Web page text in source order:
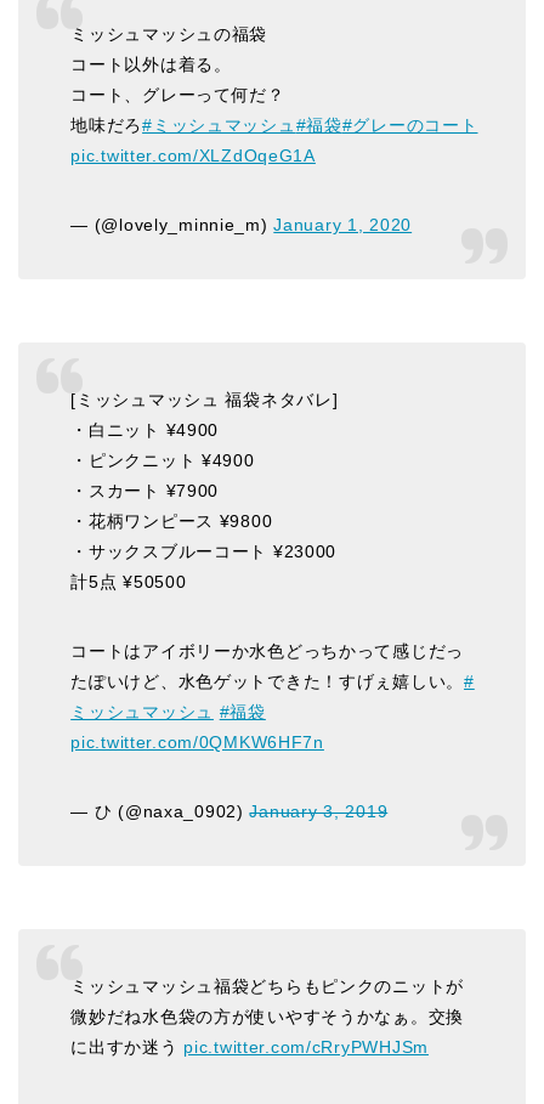
ミッシュマッシュの福袋
コート以外は着る。
コート、グレーって何だ？
地味だろ#ミッシュマッシュ #福袋#グレーのコート
pic.twitter.com/XLZdOqeG1A
— (@lovely_minnie_m)January 1, 2020
[ミッシュマッシュ 福袋ネタバレ]
・白ニット ¥4900
・ピンクニット ¥4900
・スカート ¥7900
・花柄ワンピース ¥9800
・サックスブルーコート ¥23000
計5点 ¥50500
コートはアイボリーか水色どっちかって感じだっ
たぽいけど、水色ゲットできた！すげぇ嬉しい。#
ミッシュマッシュ
#福袋
pic.twitter.com/0QMKW6HF7n
— ひ (@naxa_0902)January 3, 2019
ミッシュマッシュ福袋どちらもピンクのニットが
微妙だね水色袋の方が使いやすそうかなぁ。交換
に出すか迷う pic.twitter.com/cRryPWHJSm